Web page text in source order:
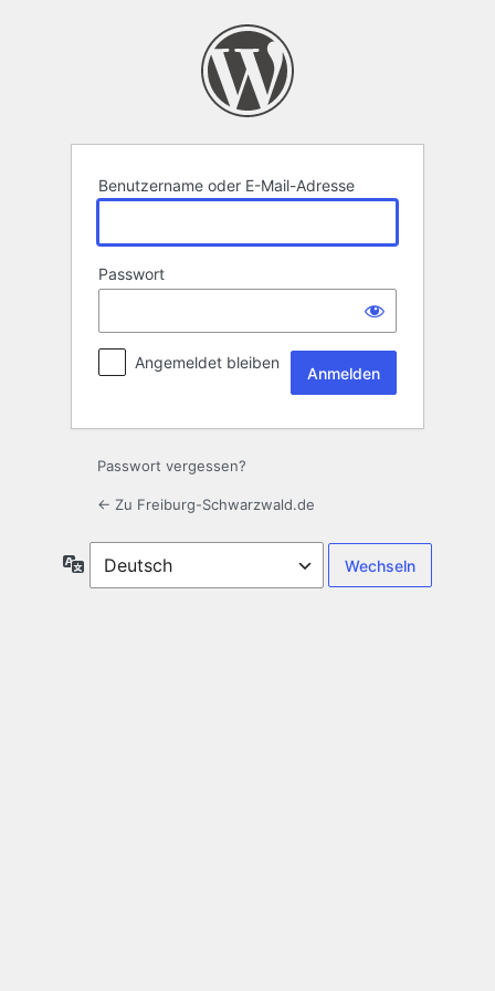
Benutzername oder E-Mail-Adresse
Passwort
Angemeldet bleiben
Passwort vergessen?
← Zu Freiburg-Schwarzwald.de
Sprache